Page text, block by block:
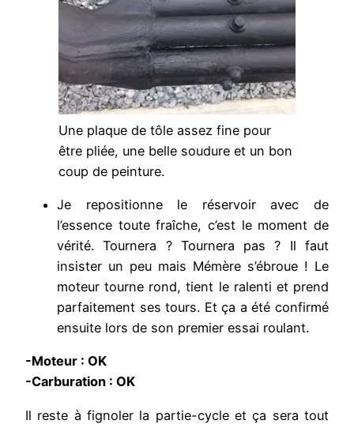
Une plaque de tôle assez fine pour
être pliée, une belle soudure et un bon
coup de peinture.
Je repositionne le réservoir avec de
l’essence toute fraîche, c’est le moment de
vérité. Tournera ? Tournera pas ? Il faut
insister un peu mais Mémère s’ébroue ! Le
moteur tourne rond, tient le ralenti et prend
parfaitement ses tours. Et ça a été confirmé
ensuite lors de son premier essai roulant.
-Moteur : OK
-Carburation : OK
Il reste à fignoler la partie-cycle et ça sera tout